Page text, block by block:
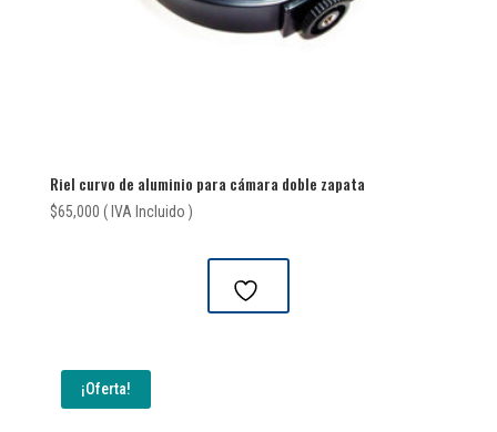
Riel curvo de aluminio para cámara doble zapata
$65,000 ( IVA Incluido )
¡Oferta!